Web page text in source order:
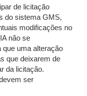
de licitação
do sistema GMS,
modificações no
não se
que uma alteração
que deixarem de
da licitação.
ser